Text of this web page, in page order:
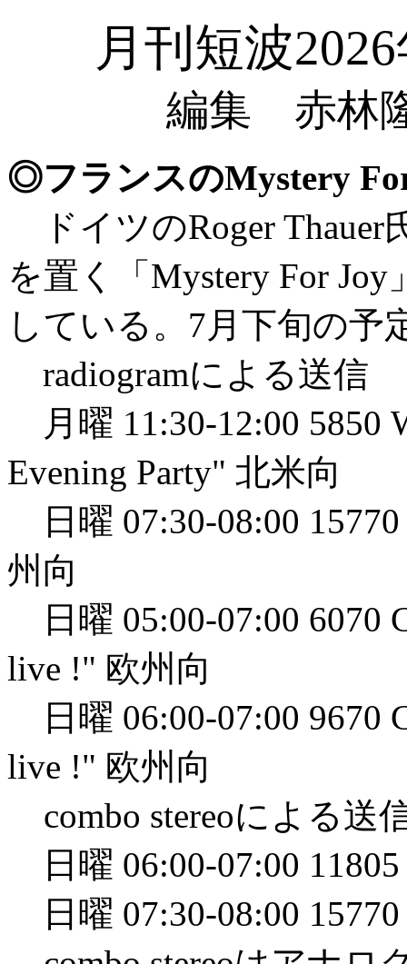
月刊短波
編集 赤林
◎フランスのMystery
ドイツのRoger
を置く「Mystery For
している。7月下旬の予
radiogramによる送信
月曜 11:30-12:00 5850
Evening Party" 北米向
日曜 07:30-08:00
州向
日曜 05:00-07:00 6070
live !" 欧州向
日曜 06:00-07:00 9670
live !" 欧州向
combo stereoによる送
日曜 06:00-07:00
日曜 07:30-08:00